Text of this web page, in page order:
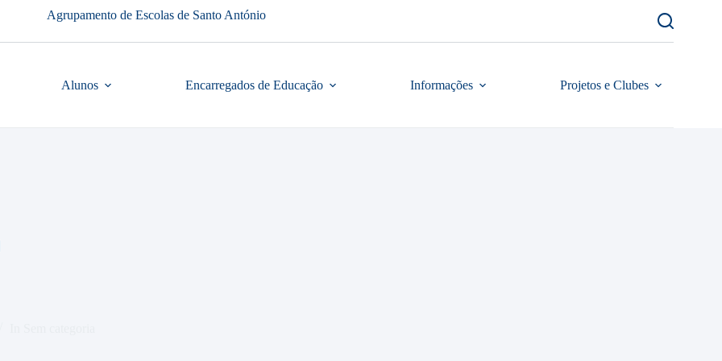
Agrupamento de Escolas de Santo António
Alunos Encarregados de Educação Informações Projetos e Clubes